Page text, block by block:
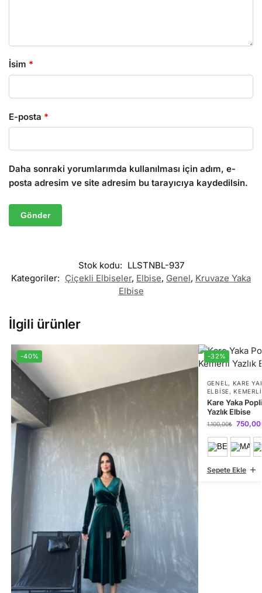
İsim *
E-posta *
Daha sonraki yorumlarımda kullanılması için adım, e-
posta adresim ve site adresim bu tarayıcıya kaydedilsin.
Stok kodu: LLSTNBL-937
Kategoriler: Çiçekli Elbiseler, Elbise, Genel, Kruvaze Yaka
Elbise
İlgili ürünler
-40% -32%
GENEL, KARE
ELBISE,
Kare Yaka
Yazlık Elbise
1.100,00₺ 750,00
Sepete Ekle